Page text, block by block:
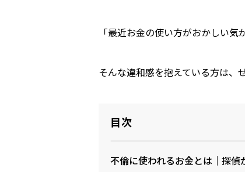
「最近お金の使い方がおかしい気
そんな違和感を抱えている方は、
目次
不倫に使われるお金とは｜探偵